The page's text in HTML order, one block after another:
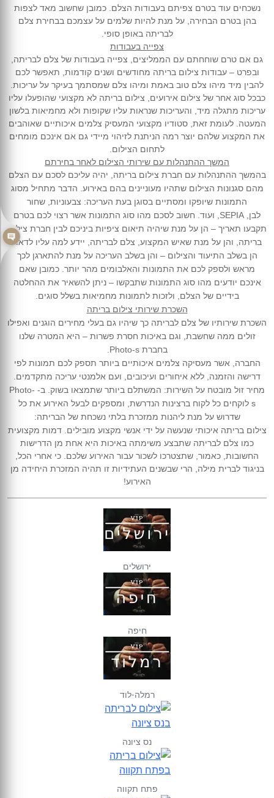
נשכחים עוד בטרם צפיתם בעבודות הצלם. כמובן שחשוב מאד לצפות
בהן בטרם הבחירה, על מנת להיות שלמים על עצמכם בבחירת צלם
לבריתה באופן סופי.
צפייה בעבודות
גם אם טרם שוחחתם עם הממליצים, צפייה בעבודות של צלם לבריתה,
ובפרט – עבודות צילום בריתה מחודשים ושנים קודמות, תאפשר לכם
להבין מיד מיהו צלם טוב באמת ומיהו צלם שמסתמך בעיקר על עריכות.
כבכל סוג אחר של צילום אירועים, צילום בריתה לא מקצועי שהופעלו עליו
עריכות מתגלה מיד, והעריכות שנראות עליו שקופות ולא מחמיאות בלשון
המעטה. לעומת זאת, סטודיו מקצועי המעסיק צלמים איכותיים שאוהבים
את המקצוע שלהם יוצר רמה הניתנת לזיהוי מיידי גם אם אינכם מומחים
לתחום הצילום.
המשך ההתנהלות עם שירותי הצילום לאחר בחירתם
בהמשך ההתנהלות עם חברת צילום בריתה, יהיה עליכם לסכם עם הצלם
מהם סגנונות הצילום שתהיו מעוניינים בהם באירוע. הדבר מתחיל מסוג
התמונות שיופקו ומסתיים בסוגן בעת העריכה: צבעוניות, שחור
לבן, SEPIA , ועוד. חשוב לסכם מהו סוג התמונות אשר רצוי לכם בטרם
תקבעו תאריך – הן על מנת שיהיה תיאום ציפיות ביניכם לבין חברת צילום
בריתה, והן על מנת שאיש המקצוע, צלם לבריתה, יידע למה עליו לדאוג
הן בשלב התיעוד והצילום – והן בשלב העריכה על מנת להתארגן לכך
מראש ולספק לכם את התמונות והאלבומים מהר יותר. כמובן שאם
אינכם יודעים מהו סוג התמונות שתבקשו – ניתן להשאיר את ההחלטה
בידיים של הצלם, ולזכות לתמונות מחמיאות בשלל סוגים.
השכרת שירותי צילום בריתה
השכרת שירותיו של צלם לבריתה כך שיהיו גם בעלי מחירים הוגנים ואפילו
זולים ממה שחשבת, וגם באיכות חסרת פשרות – היא המטרה שלנו
בחברתPhoto-s
החברה, אשר מעסיקה צלמים איכותיים ביותר תספק לכם תמונות לפי
דרישה והזמנה, ללא איחורים ועיכובים, ועם אלמנטי עריכה מתקדמים.
מחיר זול מובטח על השירות: המשתלם ביותר שתמצאו בשוק. ב- Photo-
s לוקחים כל לקוח ברצינות הנדרשת, ומספקים לבעל האירוע את כל
שדרוש על מנת ליהנות ממזכרת בלתי נשכחת של הבריתה:
צילום בריתה איכותי שנעשה על ידי אנשי מקצוע מובילים. דמות מקצועית
כמו צלם לבריתה שתבצע משימתה באיכות היא אחת מן הדרישות
החשובות, כאמור, שתצטרכו לשכור עבור האירוע שלכם. כי אחרי הכל,
בניגוד לברית מילה, הרי שבשנים העתידיות זו תהיה המזכרת היחידה מן
האירוע!
ירושלים
חיפה
רמלה-לוד
נס ציונה
פתח תקווה